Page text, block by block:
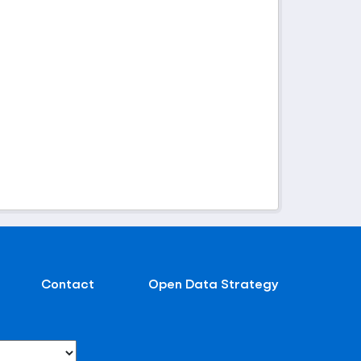
Contact Open Data Strategy